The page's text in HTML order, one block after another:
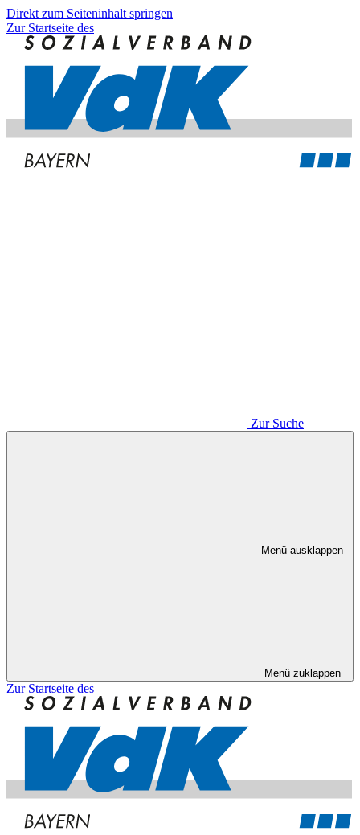
Direkt zum Seiteninhalt springen
Zur Startseite des
Zur Suche
Menü ausklappen
Menü zuklappen
Zur Startseite des